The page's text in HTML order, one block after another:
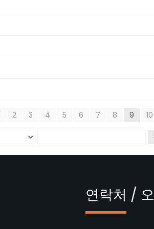
2 3 4 5 6 7 8 9 10
연락처 /